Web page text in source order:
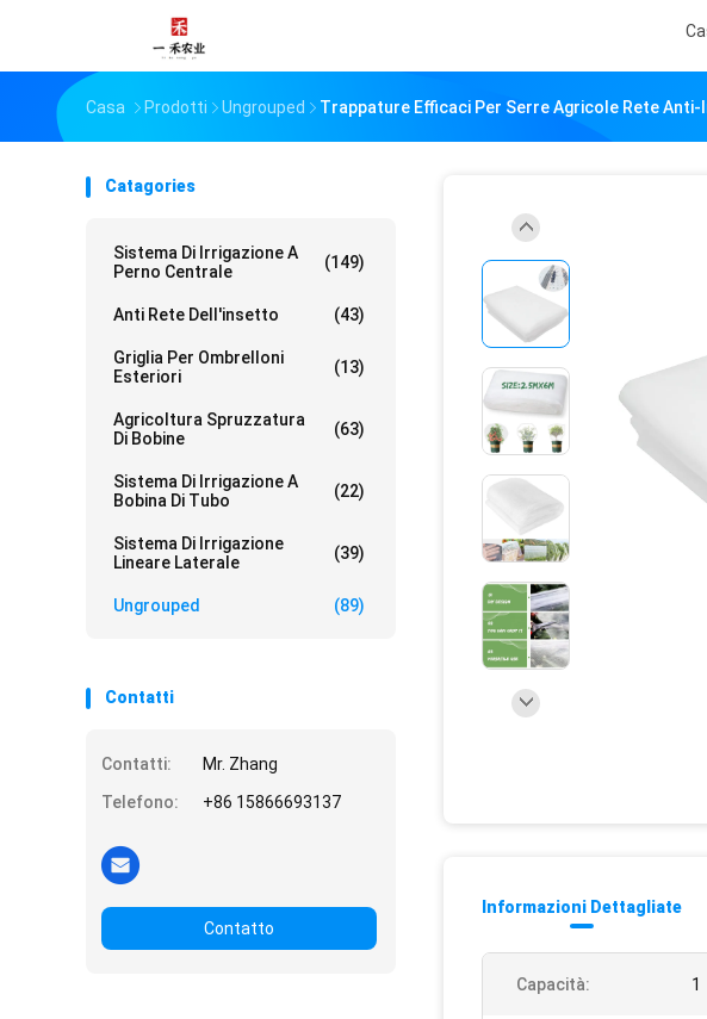
Casa Prodotti Ungrouped Trappature Efficaci Per Serre Agricole Rete Anti-
Catagories
Sistema Di Irrigazione A
Perno Centrale
(149)
Anti Rete Dell'insetto (43)
Griglia Per Ombrelloni
Esteriori
(13)
Agricoltura Spruzzatura
Di Bobine
(63)
Sistema Di Irrigazione A
Bobina Di Tubo
(22)
Sistema Di Irrigazione
Lineare Laterale
(39)
Ungrouped (89)
Contatti
Contatti:
Mr. Zhang
Telefono:
+86 15866693137
Contatto
Informazioni Dettagliate
Capacità: 1